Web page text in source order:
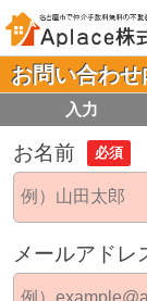
お問い合わせ
入力
お名前 必須
メールアドレ